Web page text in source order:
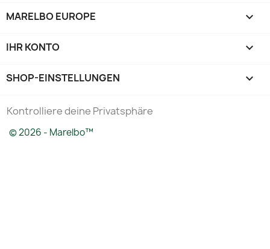
MARELBO EUROPE 
IHR KONTO 
SHOP-EINSTELLUNGEN keyboard_arrow_down
Kontrolliere deine Privatsphäre
© 2026 - Marelbo™